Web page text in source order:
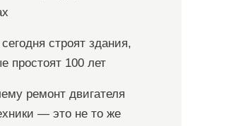
сегодня строят здания,
простоят 100 лет
ремонт двигателя
— это не то же